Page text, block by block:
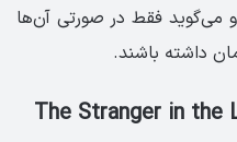
می‌گوید فقط در صورتی آن‌ها
داشته باشند.